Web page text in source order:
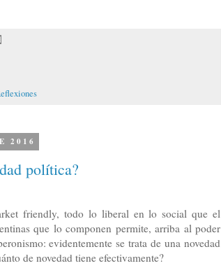
2016
política?
friendly, todo lo liberal en lo social que el
que lo componen permite, arriba al poder
evidentemente se trata de una novedad
de novedad tiene efectivamente?